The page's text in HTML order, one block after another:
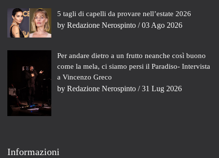
5 tagli di capelli da provare nell’estate 2026
by Redazione Nerospinto / 03 Ago 2026
Per andare dietro a un frutto neanche così buono
come la mela, ci siamo persi il Paradiso- Intervista
a Vincenzo Greco
by Redazione Nerospinto / 31 Lug 2026
Informazioni